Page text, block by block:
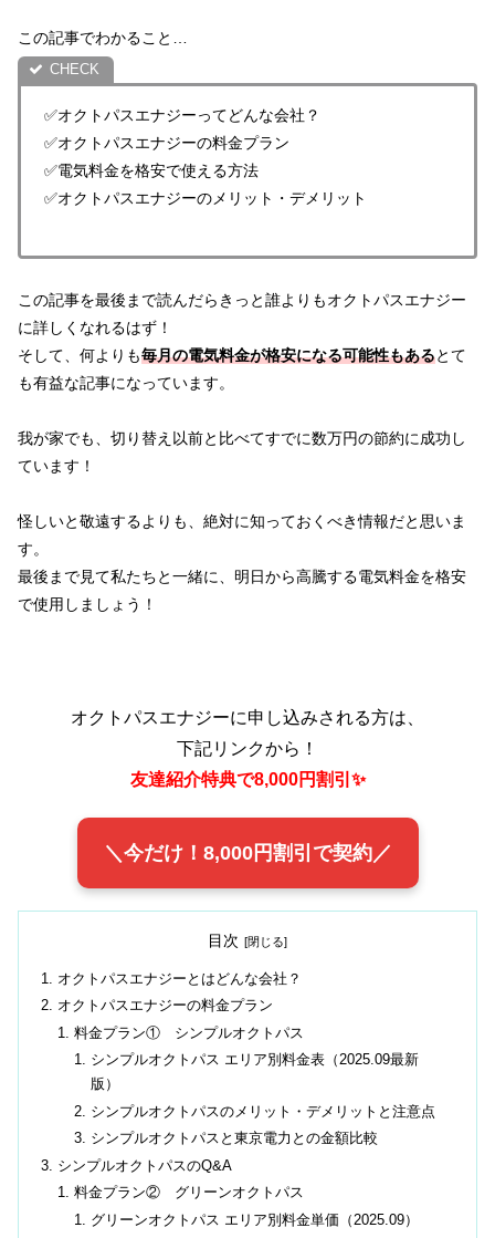
この記事でわかること…
✅オクトパスエナジーってどんな会社？
✅オクトパスエナジーの料金プラン
✅電気料金を格安で使える方法
✅オクトパスエナジーのメリット・デメリット
この記事を最後まで読んだらきっと誰よりもオクトパスエナジー
に詳しくなれるはず！
そして、何よりも毎月の電気料金が格安になる可能性もあるとて
も有益な記事になっています。
我が家でも、切り替え以前と比べてすでに数万円の節約に成功し
ています！
怪しいと敬遠するよりも、絶対に知っておくべき情報だと思いま
す。
最後まで見て私たちと一緒に、明日から高騰する電気料金を格安
で使用しましょう！
オクトパスエナジーに申し込みされる方は、
下記リンクから！
友達紹介特典で8,000円割引✨
＼今だけ！8,000円割引で契約／
目次
オクトパスエナジーとはどんな会社？
オクトパスエナジーの料金プラン
料金プラン① シンプルオクトパス
シンプルオクトパス エリア別料金表（2025.09最新
版）
シンプルオクトパスのメリット・デメリットと注意点
シンプルオクトパスと東京電力との金額比較
シンプルオクトパスのQ&A
料金プラン② グリーンオクトパス
グリーンオクトパス エリア別料金単価（2025.09）